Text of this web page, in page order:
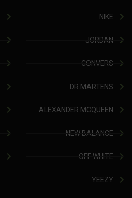
NIKE
JORDAN
CONVERS
DR.MARTENS
ALEXANDER MCQUEEN
NEW BALANCE
OFF WHITE
YEEZY